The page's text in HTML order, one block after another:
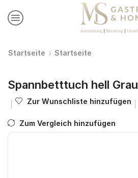
Startseite Startseite
Spannbetttuch hell Grau
Zur Wunschliste hinzufügen
Zum Vergleich hinzufügen